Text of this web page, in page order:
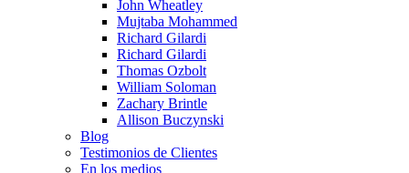
John Wheatley
Mujtaba Mohammed
Richard Gilardi
Richard Gilardi
Thomas Ozbolt
William Soloman
Zachary Brintle
Allison Buczynski
Blog
Testimonios de Clientes
En los medios